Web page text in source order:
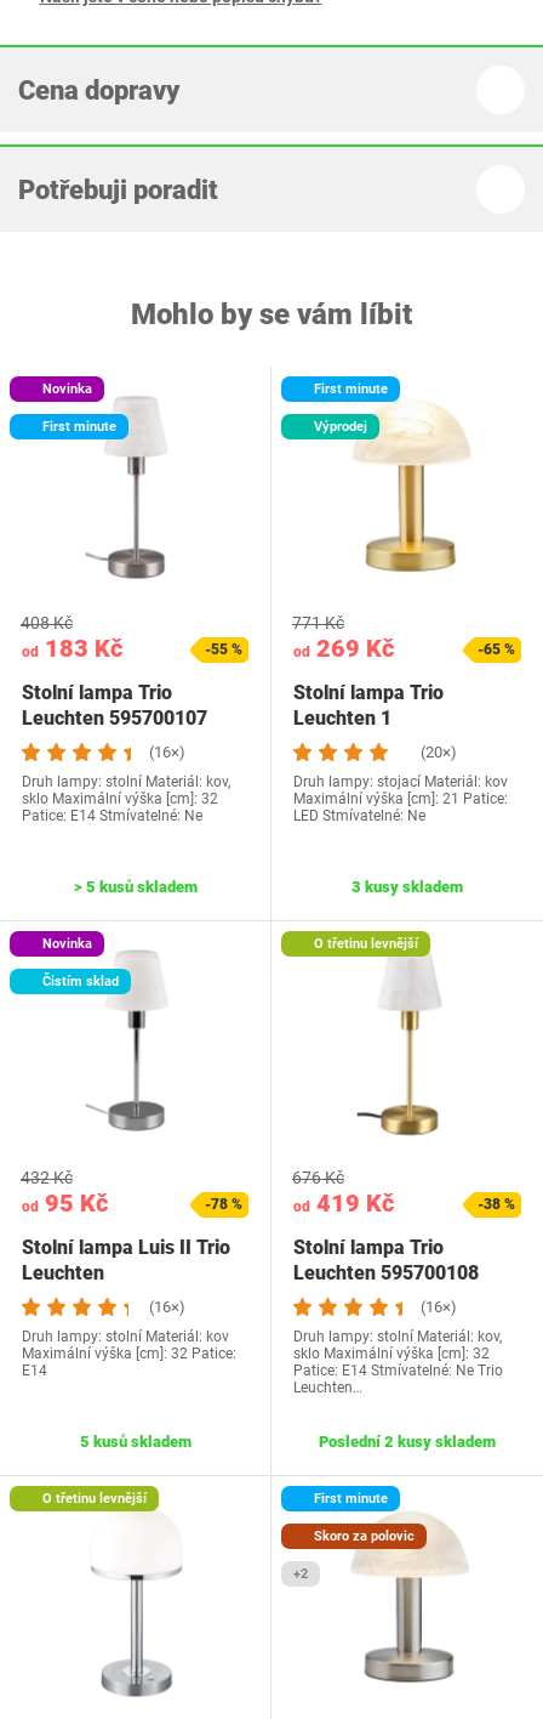
Cena dopravy
Potřebuji poradit
Mohlo by se vám líbit
Novinka
First minute
od 183 Kč
408 Kč
-55 %
Stolní lampa Trio
Leuchten 595700107
(16×)
Druh lampy: stolní Materiál: kov,
sklo Maximální výška [cm]: 32
Patice: E14 Stmívatelné: Ne
> 5 kusů skladem
First minute
Výprodej
od 269 Kč
771 Kč
-65 %
Stolní lampa Trio
Leuchten 1
(20×)
Druh lampy: stojací Materiál: kov
Maximální výška [cm]: 21 Patice:
LED Stmívatelné: Ne
3 kusy skladem
Novinka
Čistím sklad
od 95 Kč
432 Kč
-78 %
Stolní lampa Luis II Trio
Leuchten
(16×)
Druh lampy: stolní Materiál: kov
Maximální výška [cm]: 32 Patice:
E14
5 kusů skladem
O třetinu levnější
od 419 Kč
676 Kč
-38 %
Stolní lampa Trio
Leuchten 595700108
(16×)
Druh lampy: stolní Materiál: kov,
sklo Maximální výška [cm]: 32
Patice: E14 Stmívatelné: Ne Trio
Leuchten…
Poslední 2 kusy skladem
O třetinu levnější First minute
Skoro za polovic
+2